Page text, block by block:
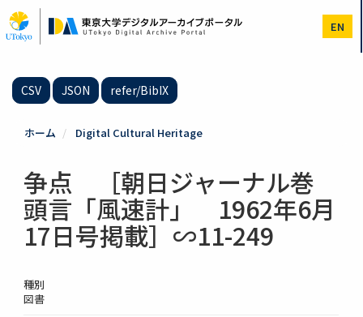
イ
ン
EN
CSV JSON refer/BibIX
ホーム Digital Cultural Heritage
争点 ［朝日ジャーナル巻
頭言「風速計」 1962年6月
17日号掲載］∽11-249
種別
図書